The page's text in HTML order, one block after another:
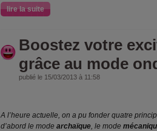
lire la suite
Boostez votre
grâce au mode
publié le 15/03/2013 à 11:58
A l’heure actuelle, on a pu fonder quatre
d’abord le mode archaïque, le mode